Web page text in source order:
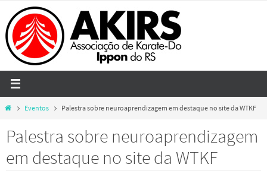
to
content
HomeEventos Palestra sobre neuroaprendizagem em destaque no site da WTKF
Palestra sobre neuroaprendizagem
em destaque no site da WTKF